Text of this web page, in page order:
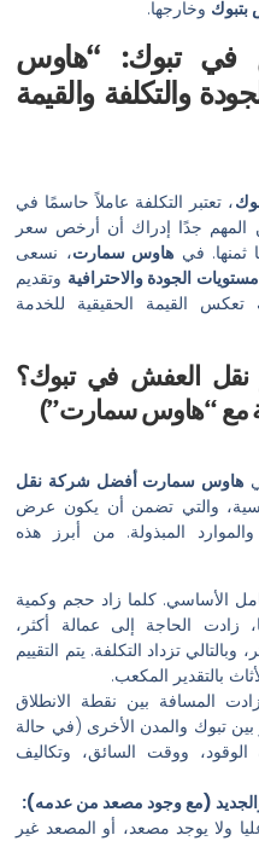
“هاوس
والقيمة
عاملاً حاسمًا في
أن أرخص سعر
سمارت، نسعى
والاحترافيةوتقديم
الحقيقية للخدمة
في تبوك؟
سمارت”)
أفضل شركة نقل
أن يكون عرض
من أبرز هذه
زاد حجم وكمية
إلى عمالة أكثر،
التكلفة. يتم التقييم
نقطة الانطلاق
الأخرى (في حالة
السائق، وتكاليف
مصعد من عدمه):
أو المصعد غير